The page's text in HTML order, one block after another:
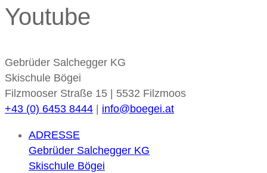
Youtube
Gebrüder Salchegger KG
Skischule Bögei
Filzmooser Straße 15 | 5532 Filzmoos
+43 (0) 6453 8444
info@boegei.at
ADRESSE
Gebrüder Salchegger KG
Skischule Bögei